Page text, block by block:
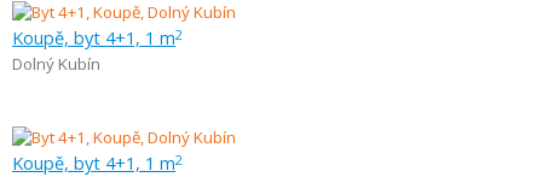
Koupě, byt 4+1, 1 m2
Dolný Kubín
Koupě, byt 4+1, 1 m2